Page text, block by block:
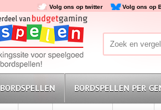
Volg ons op twitter Volg ons op
BORDSPELLEN BORDSPELLEN PER